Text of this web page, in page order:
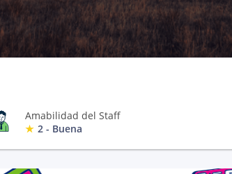
Amabilidad del Staff
2 - Buena